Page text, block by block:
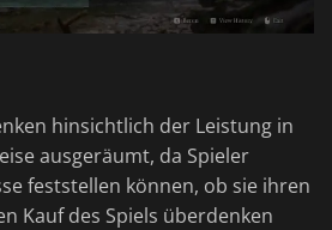
hinsichtlich der Leistung in
ausgeräumt, da Spieler
feststellen können, ob sie ihren
Kauf des Spiels überdenken